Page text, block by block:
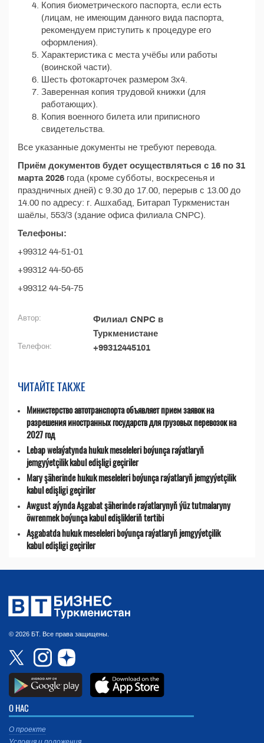
Копия биометрического паспорта, если есть
(лицам, не имеющим данного вида паспорта,
рекомендуем приступить к процедуре его
оформления).
Характеристика с места учёбы или работы
(воинской части).
Шесть фотокарточек размером 3х4.
Заверенная копия трудовой книжки (для
работающих).
Копия военного билета или приписного
свидетельства.
Все указанные документы не требуют перевода.
Приём документов будет осуществляться с 16 по 31
марта 2026 года (кроме субботы, воскресенья и
праздничных дней) с 9.30 до 17.00, перерыв с 13.00 до
14.00 по адресу: г. Ашхабад, Битарап Туркменистан
шаёлы, 553/3 (здание офиса филиала CNPC).
Телефоны:
+99312 44-51-01
+99312 44-50-65
+99312 44-54-75
Автор:
Филиал CNPC в
Туркменистане
Телефон: +99312445101
ЧИТАЙТЕ ТАКЖЕ
Министерство автотранспорта объявляет прием заявок на
разрешения иностранных государств для грузовых перевозок на
2027 год
Lebap welaýatynda hukuk meseleleri boýunça raýatlaryň
jemgyýetçilik kabul edişligi geçiriler
Mary şäherinde hukuk meseleleri boýunça raýatlaryň jemgyýetçilik
kabul edişligi geçiriler
Awgust aýynda Aşgabat şäherinde raýatlarynyň ýüz tutmalaryny
öwrenmek boýunça kabul edişlikleriň tertibi
Aşgabatda hukuk meseleleri boýunça raýatlaryň jemgyýetçilik
kabul edişligi geçiriler
© 2026 БТ. Все права защищены.
О НАС
О проекте